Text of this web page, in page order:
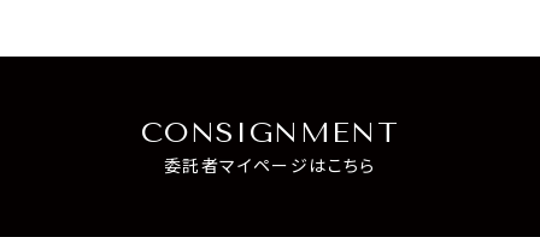
CONSIGNMENT
委託者マイページはこちら